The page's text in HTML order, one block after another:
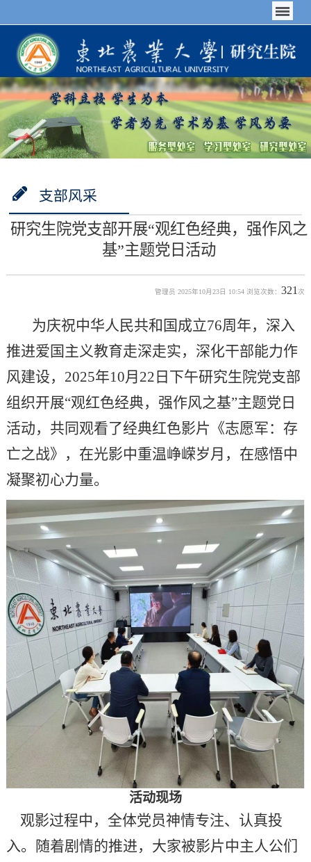
支部风采
研究生院党支部开展“观红色经典，强作风之
基”主题党日活动
管理员 2025年10月23日 10:54 浏览次数：321 次
为庆祝中华人民共和国成立76周年，深入
推进爱国主义教育走深走实，深化干部能力作
风建设，2025年10月22日下午研究生院党支部
组织开展“观红色经典，强作风之基”主题党日
活动，共同观看了经典红色影片《志愿军：存
亡之战》，在光影中重温峥嵘岁月，在感悟中
凝聚初心力量。
活动现场
观影过程中，全体党员神情专注、认真投
入。随着剧情的推进，大家被影片中主人公们